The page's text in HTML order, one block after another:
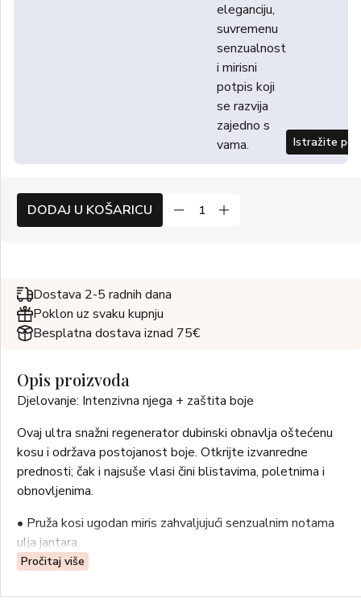
eleganciju,
suvremenu
senzualnost
i mirisni
potpis koji
se razvija
zajedno s
vama.
Istražite
DODAJ U KOŠARICU
Dostava 2-5 radnih dana
Poklon uz svaku kupnju
Besplatna dostava iznad 75€
Opis proizvoda
Djelovanje: Intenzivna njega + zaštita boje
Ovaj ultra snažni regenerator dubinski obnavlja oštećenu
kosu i održava postojanost boje. Otkrijte izvanredne
prednosti; čak i najsuše vlasi čini blistavima, poletnima i
obnovljenima.
• Pruža kosi ugodan miris zahvaljujući senzualnim notama
ulja jantara.
• Sve tipove kose čini podatnima i blistavima.
aminokiselinama i čistim biljem.
Pročitaj više